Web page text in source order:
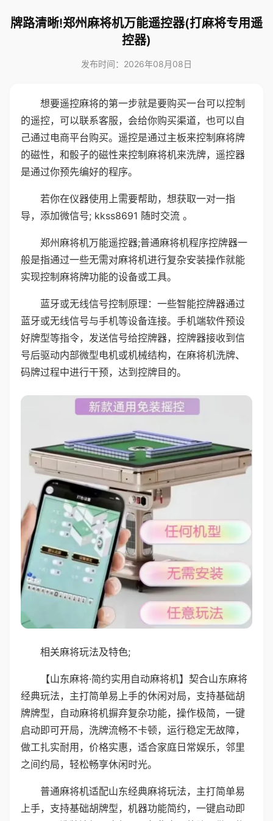
牌路清晰!郑州麻将机万能遥控器(打麻将专用遥
控器)
发布时间：2026年08月08日
想要遥控麻将的第一步就是要购买一台可以控制
的遥控，可以联系客服，会给你购买渠道，也可以自
己通过电商平台购买。遥控是通过主板来控制麻将牌
的磁性，和骰子的磁性来控制麻将机来洗牌，遥控器
是通过你预先编好的程序。
若你在仪器使用上需要帮助，想获取一对一指
导，添加微信号; kkss8691 随时交流 。
郑州麻将机万能遥控器;普通麻将机程序控牌器一
般是指通过一些无需对麻将机进行复杂安装操作就能
实现控制麻将牌功能的设备或工具。
蓝牙或无线信号控制原理：一些智能控牌器通过
蓝牙或无线信号与手机等设备连接。手机端软件预设
好牌型等指令，发送信号给控牌器，控牌器接收到信
号后驱动内部微型电机或机械结构，在麻将机洗牌、
码牌过程中进行干预，达到控牌目的。
相关麻将玩法及特色;
【山东麻将·简约实用自动麻将机】契合山东麻将
经典玩法，主打简单易上手的休闲对局，支持基础胡
牌牌型，自动麻将机摒弃复杂功能，操作极简，一键
启动即可开局，洗牌流畅不卡顿，运行稳定无故障，
做工扎实耐用，价格实惠，适合家庭日常娱乐，邻里
之间约局，轻松畅享休闲时光。
普通麻将机适配山东经典麻将玩法，主打简单易
上手，支持基础胡牌型，机器功能简约，一键启动即